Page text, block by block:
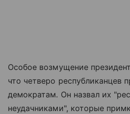
Особое возмущение
что четверо республиканцев
демократам. Он назвал их
неудачниками", которые